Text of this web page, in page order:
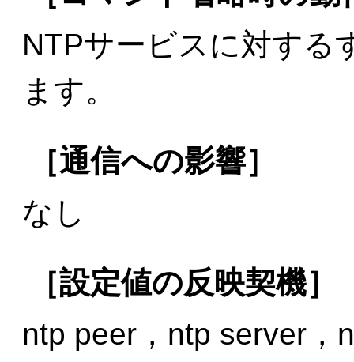
NTPサービスに対する
ます。
［通信への影響］
なし
［設定値の反映契機］
ntp peer，ntp server，